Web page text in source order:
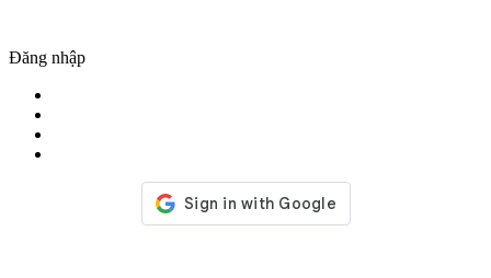
Đăng nhập